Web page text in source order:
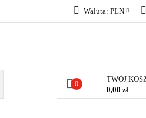
Waluta: PLN
0
TWÓJ
0,00 zł
KONTAKT